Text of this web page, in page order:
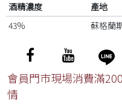
酒精濃度 產地
43%
蘇格蘭
會員門市現場消費滿
情